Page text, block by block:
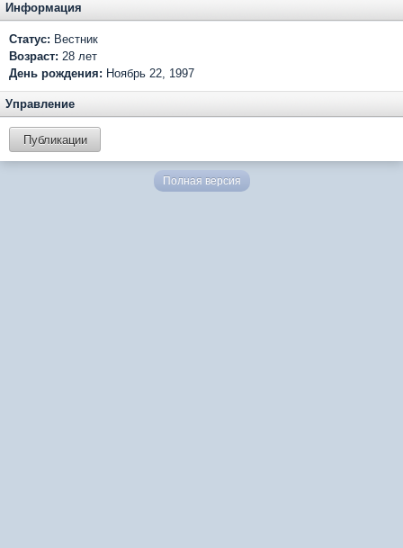
Информация
Статус: Вестник
Возраст: 28 лет
День рождения: Ноябрь 22, 1997
Управление
Публикации
Полная версия